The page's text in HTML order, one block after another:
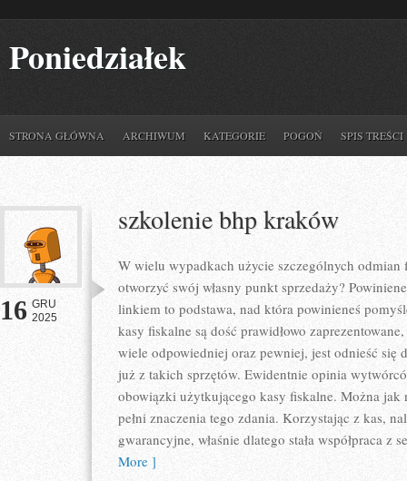
Poniedziałek
STRONA GŁÓWNA ARCHIWUM KATEGORIE POGOŃ SPIS TREŚCI
16 GRU
2025
szkolenie bhp kraków
W wielu wypadkach użycie szczególnych odmian
otworzyć swój własny punkt sprzedaży?
linkiem to podstawa, nad która powinieneś
kasy fiskalne są dość prawidłowo
wiele odpowiedniej oraz pewniej, jest odnieść się
już z takich sprzętów. Ewidentnie opinia
obowiązki użytkującego kasy fiskalne. Można jak
pełni znaczenia tego zdania. Korzystając z kas,
gwarancyjne, właśnie dlatego stała współpraca z
More ]